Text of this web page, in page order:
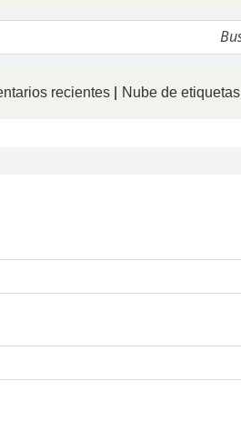
recientes Nube de etiquetas